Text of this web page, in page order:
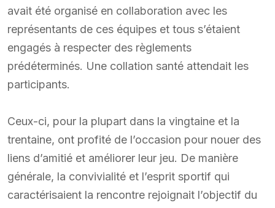
avait été organisé en collaboration avec les
représentants de ces équipes et tous s’étaient
engagés à respecter des règlements
prédéterminés. Une collation santé attendait les
participants.
Ceux-ci, pour la plupart dans la vingtaine et la
trentaine, ont profité de l’occasion pour nouer des
liens d’amitié et améliorer leur jeu. De manière
générale, la convivialité et l’esprit sportif qui
caractérisaient la rencontre rejoignait l’objectif du